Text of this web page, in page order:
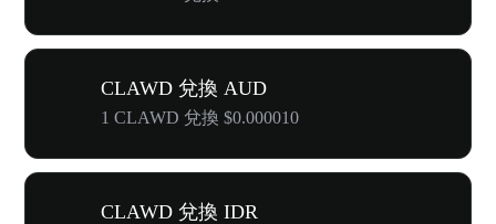
CLAWD 兌換 AUD
1 CLAWD 兌換 $0.000010
CLAWD 兌換 IDR